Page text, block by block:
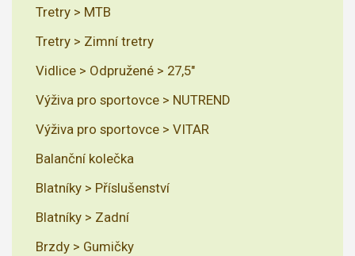
Tretry > MTB
Tretry > Zimní tretry
Vidlice > Odpružené > 27,5"
Výživa pro sportovce > NUTREND
Výživa pro sportovce > VITAR
Balanční kolečka
Blatníky > Příslušenství
Blatníky > Zadní
Brzdy > Gumičky